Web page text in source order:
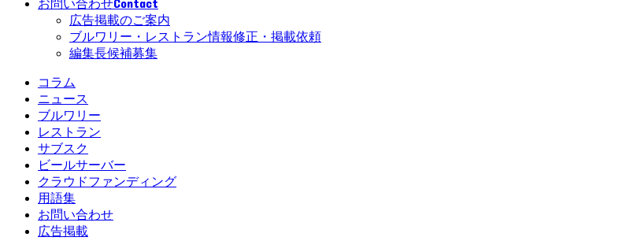
お問い合わせ
広告掲載のご案内
ブルワリー・レストラン情報修正・掲載依頼
編集長候補募集
コラム
ニュース
ブルワリー
レストラン
サブスク
ビールサーバー
クラウドファンディング
用語集
お問い合わせ
広告掲載